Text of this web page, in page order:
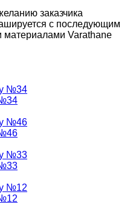
заказчика
с последующим
Varathane